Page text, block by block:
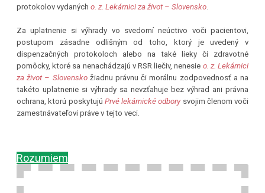
protokolov vydaných o. z. Lekárnici za život – Slovensko
Za uplatnenie si výhrady vo svedomí neúctivo voči pacientovi,
postupom zásadne odlišným od toho, ktorý je uvedený v
dispenzačných protokoloch alebo na také lieky či zdravotné
pomôcky, ktoré sa nenachádzajú v RSR liečiv, nenesie o. z. Lekárnici
za život – Slovensko žiadnu právnu či morálnu zodpovednosť a na
takéto uplatnenie si výhrady sa nevzťahuje bez výhrad ani právna
ochrana, ktorú poskytujú Prvé lekárnické odbory svojim členom voči
zamestnávateľovi práve v tejto veci.
Rozumiem